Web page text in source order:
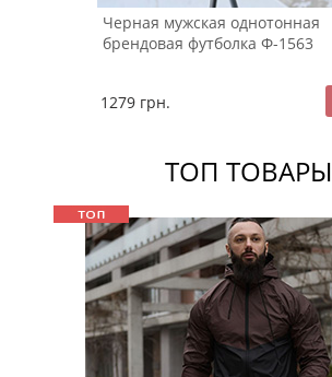
Черная мужская однотонная
брендовая футболка Ф-1563
1279 грн.
ТОП ТОВАРЫ